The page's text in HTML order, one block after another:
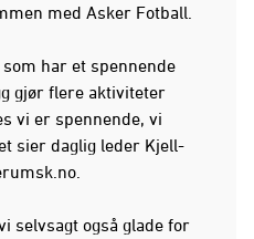
med Asker Fotball.
har et spennende
gjør flere aktiviteter
vi er spennende, vi
sier daglig leder Kjell-
selvsagt også glade for